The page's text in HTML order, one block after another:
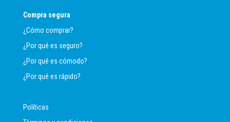
Compra segura
¿Cómo comprar?
¿Por qué es seguro?
¿Por qué es cómodo?
¿Por qué es rápido?
Políticas